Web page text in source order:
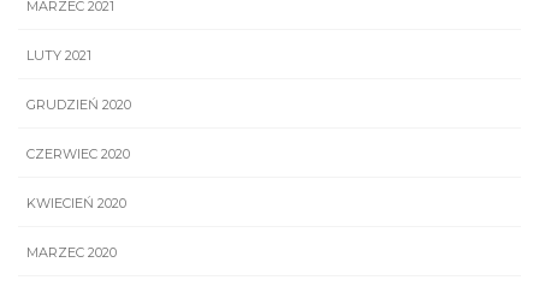
MARZEC 2021
LUTY 2021
GRUDZIEŃ 2020
CZERWIEC 2020
KWIECIEŃ 2020
MARZEC 2020